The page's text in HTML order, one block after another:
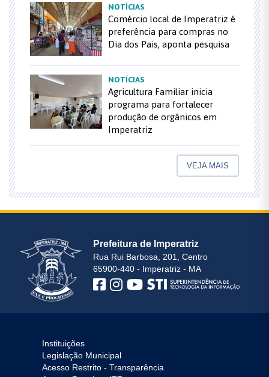
NOTÍCIAS
Comércio local de Imperatriz é
preferência para compras no
Dia dos Pais, aponta pesquisa
NOTÍCIAS
Agricultura Familiar inicia
programa para fortalecer
produção de orgânicos em
Imperatriz
VEJA MAIS
Prefeitura de Imperatriz
Rua Rui Barbosa, 201, Centro
65900-440 - Imperatriz - MA
Instituições
Legislação Municipal
Acesso Restrito - Transparência